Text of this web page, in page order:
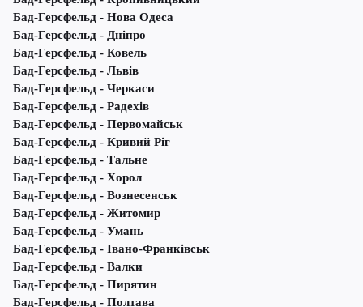
Бад-Герсфельд - Нова Одеса
Бад-Герсфельд - Дніпро
Бад-Герсфельд - Ковель
Бад-Герсфельд - Львів
Бад-Герсфельд - Черкаси
Бад-Герсфельд - Радехів
Бад-Герсфельд - Первомайськ
Бад-Герсфельд - Кривий Ріг
Бад-Герсфельд - Тальне
Бад-Герсфельд - Хорол
Бад-Герсфельд - Вознесенськ
Бад-Герсфельд - Житомир
Бад-Герсфельд - Умань
Бад-Герсфельд - Івано-Франківськ
Бад-Герсфельд - Валки
Бад-Герсфельд - Пирятин
Бад-Герсфельд - Полтава